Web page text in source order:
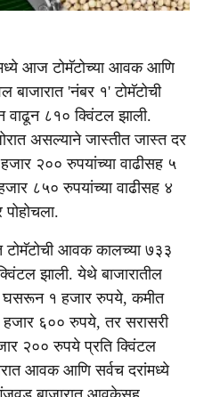
आज टोमॅटोच्या आवक आणि
'नंबर १' टोमॅटोची
८१० क्विंटल झाली.
असल्याने जास्तीत जास्त दर
२०० रुपयांच्या वाढीसह ५
८५० रुपयांच्या वाढीसह ४
टोमॅटोची आवक कालच्या ७३३
झाली. येथे बाजारातील
घसरून १ हजार रुपये, कमीत
६०० रुपये, तर सरासरी
२०० रुपये प्रति क्विंटल
आवक आणि सर्वच दरांमध्ये